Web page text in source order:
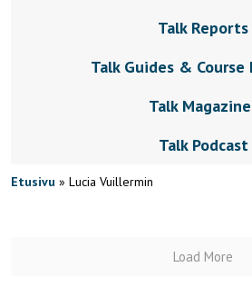
Talk Reports
Talk Guides &
Talk
Talk Podcast
Etusivu » Lucia Vuillermin
Load More